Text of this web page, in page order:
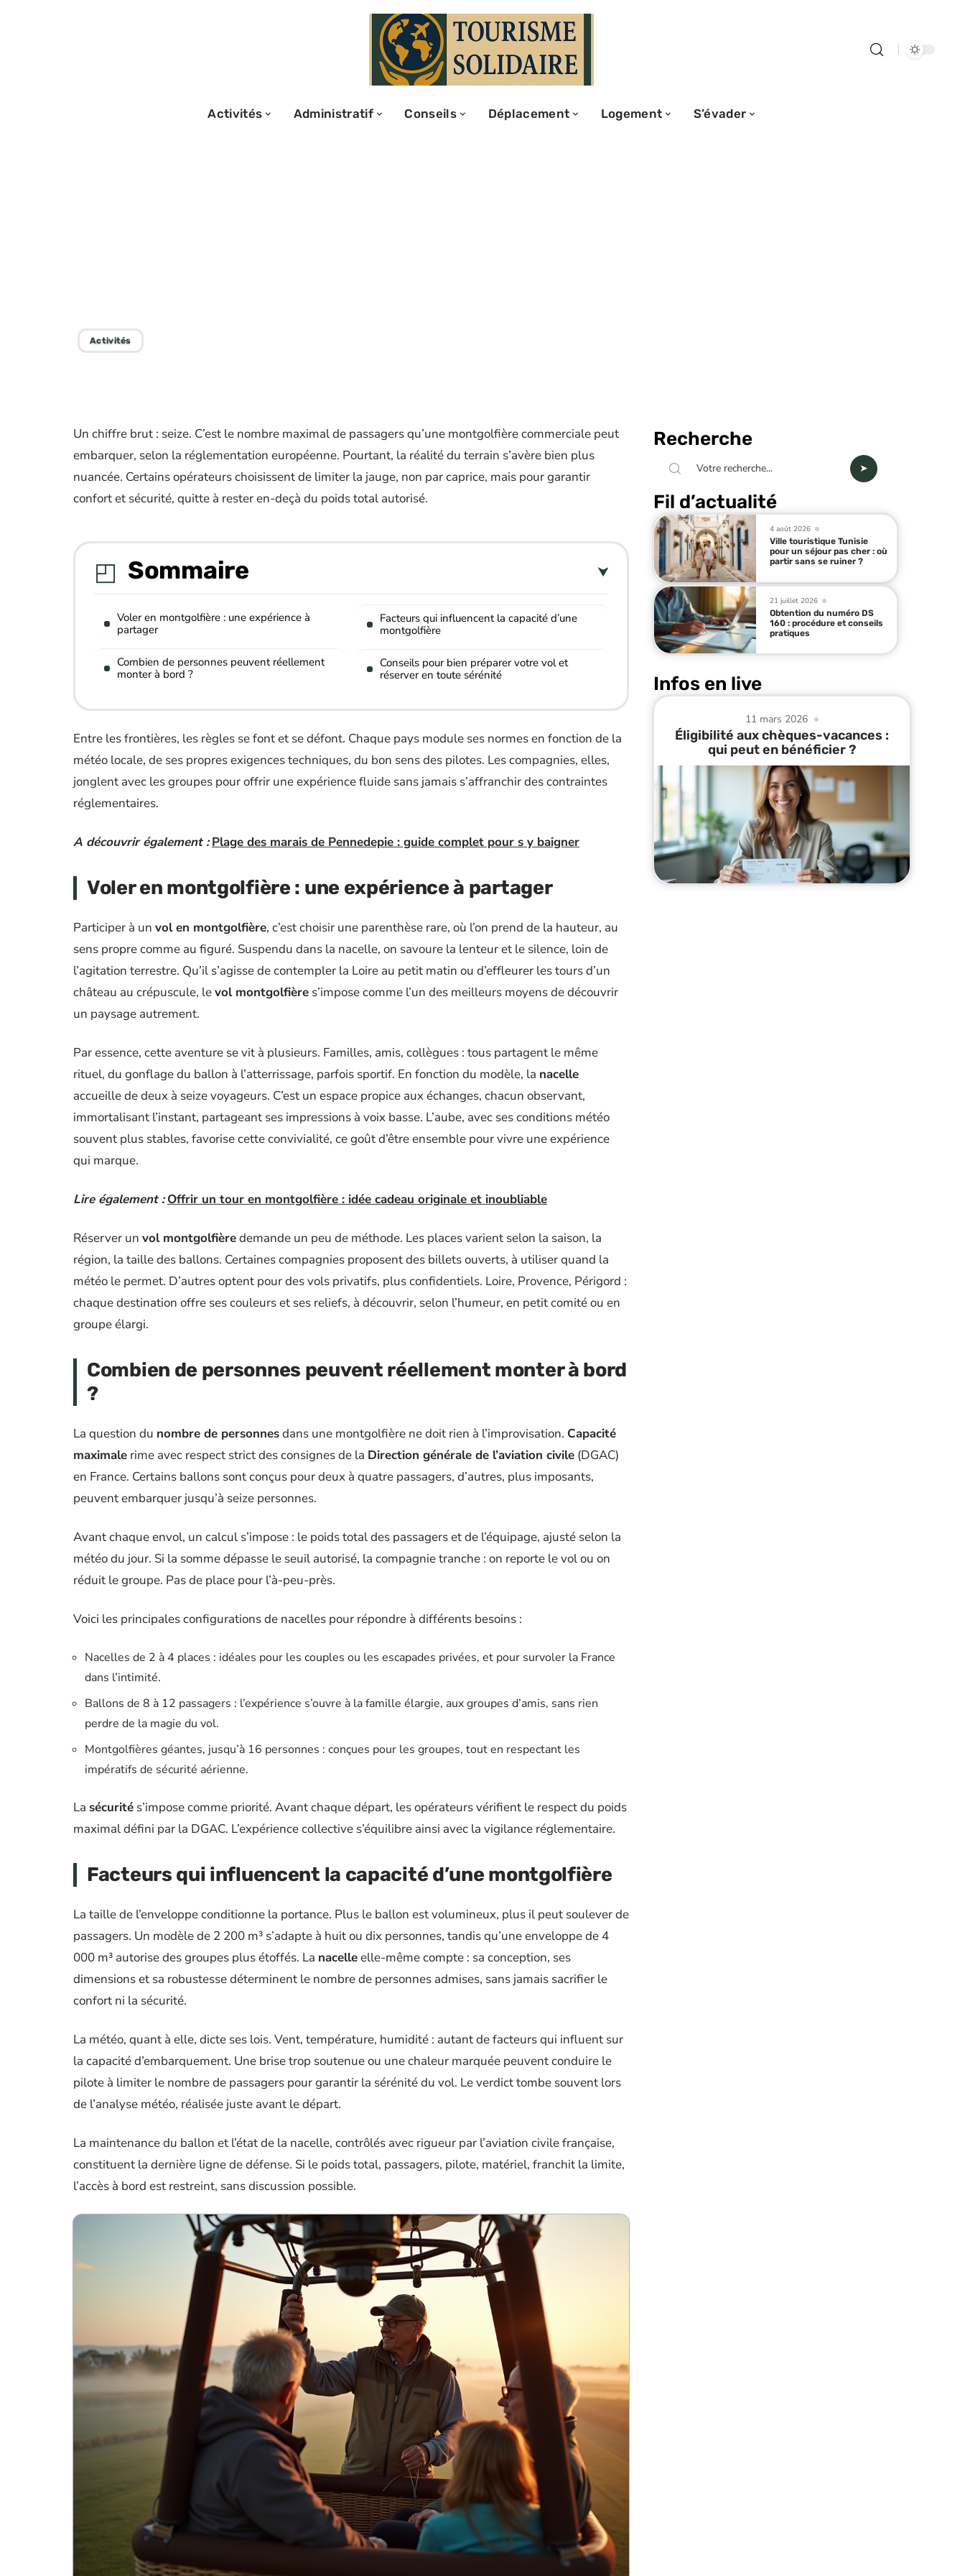
Activités Administratif Conseils Déplacement Logement S’évader
Activités
Un chiffre brut : seize. C’est le nombre maximal de passagers qu’une montgolfière commerciale peut
embarquer, selon la réglementation européenne. Pourtant, la réalité du terrain s’avère bien plus
nuancée. Certains opérateurs choisissent de limiter la jauge, non par caprice, mais pour garantir
confort et sécurité, quitte à rester en-deçà du poids total autorisé.
Sommaire
Voler en montgolfière : une expérience à
partager
Combien de personnes peuvent réellement
monter à bord ?
Facteurs qui influencent la capacité d’une
montgolfière
Conseils pour bien préparer votre vol et
réserver en toute sérénité
Entre les frontières, les règles se font et se défont. Chaque pays module ses normes en fonction de la
météo locale, de ses propres exigences techniques, du bon sens des pilotes. Les compagnies, elles,
jonglent avec les groupes pour offrir une expérience fluide sans jamais s’affranchir des contraintes
réglementaires.
A découvrir également : Plage des marais de Pennedepie : guide complet pour s y baigner
Voler en montgolfière : une expérience à partager
Participer à un vol en montgolfière, c’est choisir une parenthèse rare, où l’on prend de la hauteur, au
sens propre comme au figuré. Suspendu dans la nacelle, on savoure la lenteur et le silence, loin de
l’agitation terrestre. Qu’il s’agisse de contempler la Loire au petit matin ou d’effleurer les tours d’un
château au crépuscule, levol montgolfière s’impose comme l’un des meilleurs moyens de découvrir
un paysage autrement.
Par essence, cette aventure se vit à plusieurs. Familles, amis, collègues : tous partagent le même
rituel, du gonflage du ballon à l’atterrissage, parfois sportif. En fonction du modèle, la nacelle
accueille de deux à seize voyageurs. C’est un espace propice aux échanges, chacun observant,
immortalisant l’instant, partageant ses impressions à voix basse. L’aube, avec ses conditions météo
souvent plus stables, favorise cette convivialité, ce goût d’être ensemble pour vivre une expérience
qui marque.
Lire également : Offrir un tour en montgolfière : idée cadeau originale et inoubliable
Réserver un vol montgolfièredemande un peu de méthode. Les places varient selon la saison, la
région, la taille des ballons. Certaines compagnies proposent des billets ouverts, à utiliser quand la
météo le permet. D’autres optent pour des vols privatifs, plus confidentiels. Loire, Provence, Périgord :
chaque destination offre ses couleurs et ses reliefs, à découvrir, selon l’humeur, en petit comité ou en
groupe élargi.
Combien de personnes peuvent réellement monter à bord
?
La question du nombre de personnesdans une montgolfière ne doit rien à l’improvisation. Capacité
maximale rime avec respect strict des consignes de la Direction générale de l’aviation civile (DGAC)
en France. Certains ballons sont conçus pour deux à quatre passagers, d’autres, plus imposants,
peuvent embarquer jusqu’à seize personnes.
Avant chaque envol, un calcul s’impose : le poids total des passagers et de l’équipage, ajusté selon la
météo du jour. Si la somme dépasse le seuil autorisé, la compagnie tranche : on reporte le vol ou on
réduit le groupe. Pas de place pour l’à-peu-près.
Voici les principales configurations de nacelles pour répondre à différents besoins :
Nacelles de 2 à 4 places : idéales pour les couples ou les escapades privées, et pour survoler la France
dans l’intimité.
Ballons de 8 à 12 passagers : l’expérience s’ouvre à la famille élargie, aux groupes d’amis, sans rien
perdre de la magie du vol.
Montgolfières géantes, jusqu’à 16 personnes : conçues pour les groupes, tout en respectant les
impératifs de sécurité aérienne.
La sécurité s’impose comme priorité. Avant chaque départ, les opérateurs vérifient le respect du poids
maximal défini par la DGAC. L’expérience collective s’équilibre ainsi avec la vigilance réglementaire.
Facteurs qui influencent la capacité d’une montgolfière
La taille de l’enveloppe conditionne la portance. Plus le ballon est volumineux, plus il peut soulever de
passagers. Un modèle de 2 200 m³ s’adapte à huit ou dix personnes, tandis qu’une enveloppe de 4
000 m³ autorise des groupes plus étoffés. La nacelleelle-même compte : sa conception, ses
dimensions et sa robustesse déterminent le nombre de personnes admises, sans jamais sacrifier le
confort ni la sécurité.
La météo, quant à elle, dicte ses lois. Vent, température, humidité : autant de facteurs qui influent sur
la capacité d’embarquement. Une brise trop soutenue ou une chaleur marquée peuvent conduire le
pilote à limiter le nombre de passagers pour garantir la sérénité du vol. Le verdict tombe souvent lors
de l’analyse météo, réalisée juste avant le départ.
La maintenance du ballon et l’état de la nacelle, contrôlés avec rigueur par l’aviation civile française,
constituent la dernière ligne de défense. Si le poids total, passagers, pilote, matériel, franchit la limite,
l’accès à bord est restreint, sans discussion possible.
Recherche
Fil d’actualité
4 août 2026
Ville touristique Tunisie
pour un séjour pas cher : où
partir sans se ruiner ?
21 juillet 2026
Obtention du numéro DS
160 : procédure et conseils
pratiques
Infos en live
11 mars 2026
Éligibilité aux chèques-vacances :
qui peut en bénéficier ?